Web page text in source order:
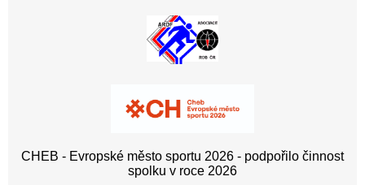
CHEB - Evropské město sportu 2026 - podpořilo činnost
spolku v roce 2026